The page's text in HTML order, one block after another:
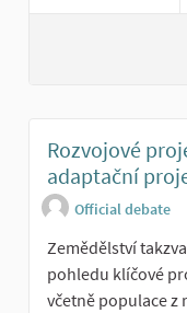
Rozvojové
adaptační
Official debate
Zemědělství
pohledu klíčové
včetně populace z